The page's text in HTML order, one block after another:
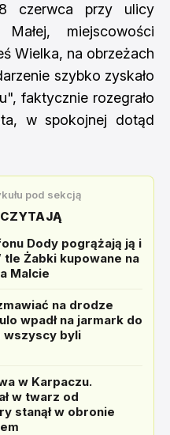
czerwca przy ulicy
miejscowości
Wielka, na obrzeżach
szybko zyskało
faktycznie rozegrało
w spokojnej dotąd
pod sekcją
CZYTAJĄ
Dody pogrążają ją i
tle Żabki kupowane na
Malcie
na drodze
wpadł na jarmark do
wszyscy byli
w Karpaczu.
w twarz od
stanął w obronie